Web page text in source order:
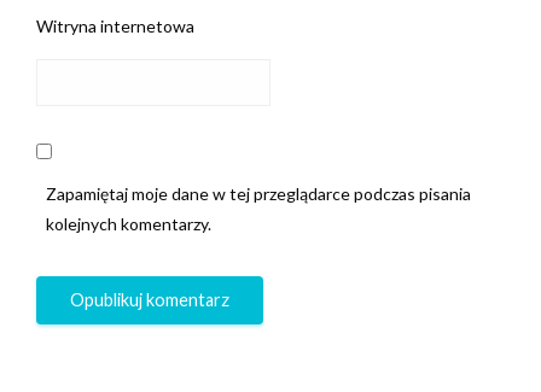
Witryna internetowa
Zapamiętaj moje dane w tej przeglądarce podczas pisania
kolejnych komentarzy.